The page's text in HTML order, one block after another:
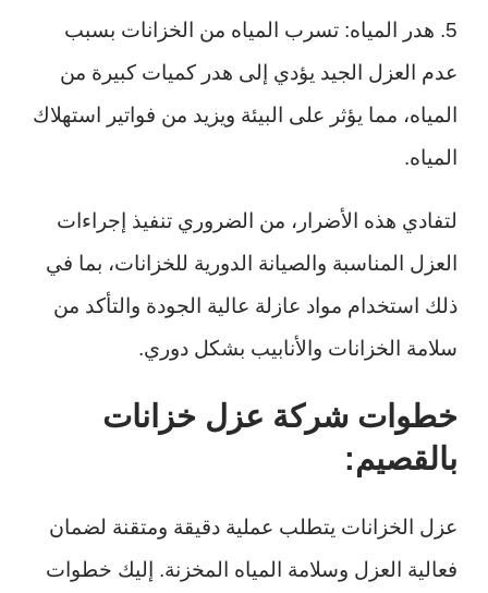
5. هدر المياه: تسرب المياه من الخزانات بسبب
عدم العزل الجيد يؤدي إلى هدر كميات كبيرة من
المياه، مما يؤثر على البيئة ويزيد من فواتير استهلاك
المياه.
لتفادي هذه الأضرار، من الضروري تنفيذ إجراءات
العزل المناسبة والصيانة الدورية للخزانات، بما في
ذلك استخدام مواد عازلة عالية الجودة والتأكد من
سلامة الخزانات والأنابيب بشكل دوري.
خطوات شركة عزل خزانات
بالقصيم:
عزل الخزانات يتطلب عملية دقيقة ومتقنة لضمان
فعالية العزل وسلامة المياه المخزنة. إليك خطوات